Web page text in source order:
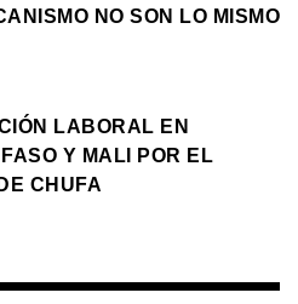
NO SON LO MISMO
LABORAL EN
Y MALI POR EL
CHUFA